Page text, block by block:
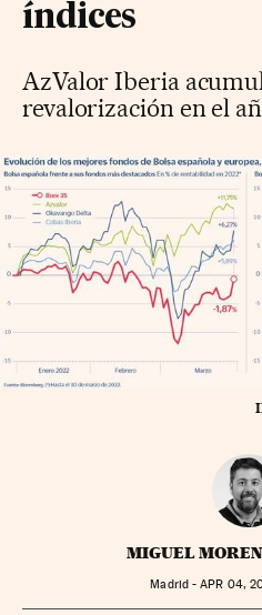
índices
AzValor Iberia
revalorización en el
MIGUEL
Madrid -APR 04,